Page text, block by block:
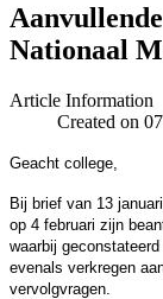
Nationaal
Article Information
Created on
Geacht college,
Bij brief van 13
op 4 februari zijn
waarbij
evenals verkregen
vervolgvragen.